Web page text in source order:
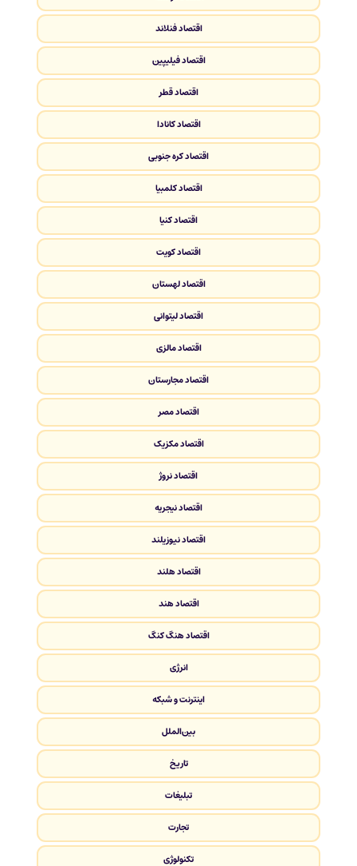
اقتصاد فنلاند
اقتصاد فیلیپین
اقتصاد قطر
اقتصاد کانادا
اقتصاد کره جنوبی
اقتصاد کلمبیا
اقتصاد کنیا
اقتصاد کویت
اقتصاد لهستان
اقتصاد لیتوانی
اقتصاد مالزی
اقتصاد مجارستان
اقتصاد مصر
اقتصاد مکزیک
اقتصاد نروژ
اقتصاد نیجریه
اقتصاد نیوزیلند
اقتصاد هلند
اقتصاد هند
اقتصاد هنگ کنگ
انرژی
اینترنت و شبکه
بین‌الملل
تاریخ
تبلیغات
تجارت
تکنولوژی